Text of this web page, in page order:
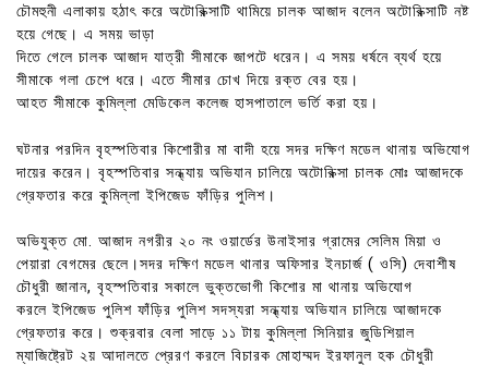
চৌমহুনী এলাকায় হঠাৎ করে অটোরিক্সাটি থামিয়ে চালক আজাদ বলেন অটোরিক্সাটি নষ্ট
হয়ে গেছে। এ সময় ভাড়া
দিতে গেলে চালক আজাদ যাত্রী সীমাকে জাপটে ধরেন। এ সময় ধর্ষনে ব্যর্থ হয়ে
সীমাকে গলা চেপে ধরে। এতে সীমার চোখ দিয়ে রক্ত বের হয়।
আহত সীমাকে কুমিল্লা মেডিকেল কলেজ হাসপাতালে ভর্তি করা হয়।
ঘটনার পরদিন বৃহস্পতিবার কিশোরীর মা বাদী হয়ে সদর দক্ষিণ মডেল থানায় অভিযোগ
দায়ের করেন। বৃহস্পতিবার সন্ধ্যায় অভিযান চালিয়ে অটোরিক্সা চালক মোঃ আজাদকে
গ্রেফতার করে কুমিল্লা ইপিজেড ফাঁড়ির পুলিশ।
অভিযুক্ত মো. আজাদ নগরীর ২০ নং ওয়ার্ডের উনাইসার গ্রামের সেলিম মিয়া ও
পেয়ারা বেগমের ছেলে।সদর দক্ষিণ মডেল থানার অফিসার ইনচার্জ ( ওসি) দেবাশীষ
চৌধুরী জানান, বৃহস্পতিবার সকালে ভুক্তভোগী কিশোর মা থানায় অভিযোগ
করলে ইপিজেড পুলিশ ফাঁড়ির পুলিশ সদস্যরা সন্ধ্যায় অভিযান চালিয়ে আজাদকে
গ্রেফতার করে। শুক্রবার বেলা সাড়ে ১১ টায় কুমিল্লা সিনিয়ার জুডিশিয়াল
ম্যাজিষ্ট্রেট ২য় আদালতে প্রেরণ করলে বিচারক মোহাম্মদ ইরফানুল হক চৌধুরী